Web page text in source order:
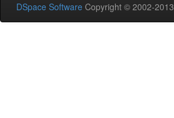
DSpace Software Copyright © 2002-2013